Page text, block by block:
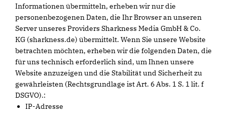
Informationen übermitteln, erheben wir nur die
personenbezogenen Daten, die Ihr Browser an unseren
Server unseres Providers Sharkness Media GmbH & Co.
KG (sharkness.de) übermittelt. Wenn Sie unsere Website
betrachten möchten, erheben wir die folgenden Daten, die
für uns technisch erforderlich sind, um Ihnen unsere
Website anzuzeigen und die Stabilität und Sicherheit zu
gewährleisten (Rechtsgrundlage ist Art. 6 Abs. 1 S. 1 lit. f
DSGVO).:
IP-Adresse